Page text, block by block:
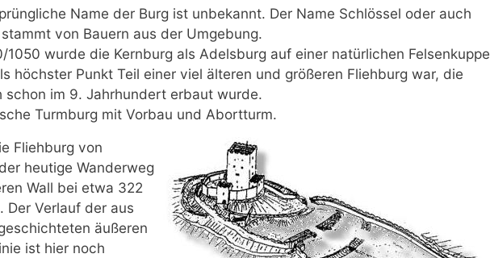
Name der Burg ist unbekannt. Der Name Schlössel oder auch
von Bauern aus der Umgebung.
1050 wurde die Kernburg als Adelsburg auf einer natürlichen Felsenkuppe
höchster Punkt Teil einer viel älteren und größeren Fliehburg war, die
schon im 9. Jahrhundert erbaut wurde.
Turmburg mit Vorbau und Abortturm.
Fliehburg von
heutige Wanderweg
Wall bei etwa 322
Der Verlauf der aus
äußeren
ist hier noch